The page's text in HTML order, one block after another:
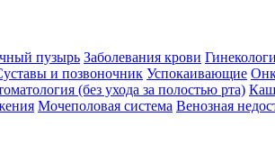
пузырь Заболевания крови
и позвоночник Успокаивающие
(без ухода за полостью рта)
Мочеполовая система Венозная